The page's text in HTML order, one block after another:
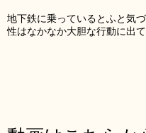
地下鉄に乗っているとふと気
性はなかなか大胆な行動に出